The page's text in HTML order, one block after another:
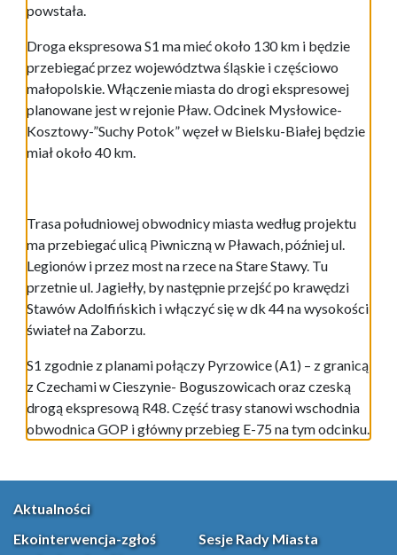
powstała.
Droga ekspresowa S1 ma mieć około 130 km i będzie
przebiegać przez województwa śląskie i częściowo
małopolskie. Włączenie miasta do drogi ekspresowej
planowane jest w rejonie Pław. Odcinek Mysłowice-
Kosztowy-”Suchy Potok” węzeł w Bielsku-Białej będzie
miał około 40 km.
Trasa południowej obwodnicy miasta według projektu
ma przebiegać ulicą Piwniczną w Pławach, później ul.
Legionów i przez most na rzece na Stare Stawy. Tu
przetnie ul. Jagiełły, by następnie przejść po krawędzi
Stawów Adolfińskich i włączyć się w dk 44 na wysokości
świateł na Zaborzu.
S1 zgodnie z planami połączy Pyrzowice (A1) – z granicą
z Czechami w Cieszynie- Boguszowicach oraz czeską
drogą ekspresową R48. Część trasy stanowi wschodnia
obwodnica GOP i główny przebieg E-75 na tym odcinku.
Aktualności
Ekointerwencja-zgłoś
Sesje Rady Miasta